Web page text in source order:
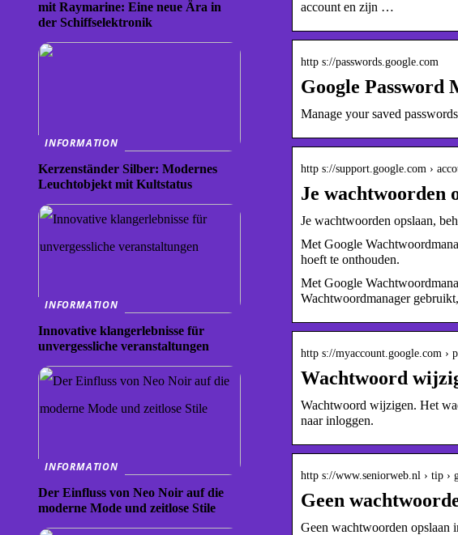
account en zijn …
http s://passwords.google.com
Google Password
Manage your saved
http s://support.google.com ›
Je wachtwoorden
Je wachtwoorden opslaan,
Met Google
hoeft te onthouden.
Met Google
Wachtwoordmanager
http s://myaccount.google.com ›
Wachtwoord
Wachtwoord wijzigen. Het
naar inloggen.
http s://www.seniorweb.nl › tip ›
Geen
Geen wachtwoorden opslaan
mit Raymarine: Eine neue Ära in
der Schiffselektronik
INFORMATION
Kerzenständer Silber: Modernes
Leuchtobjekt mit Kultstatus
INFORMATION
Innovative klangerlebnisse für
unvergessliche veranstaltungen
INFORMATION
Der Einfluss von Neo Noir auf die
moderne Mode und zeitlose Stile